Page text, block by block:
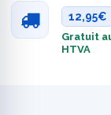
12,95€
Gratuit
HTVA